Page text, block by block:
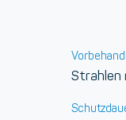
Strahlen